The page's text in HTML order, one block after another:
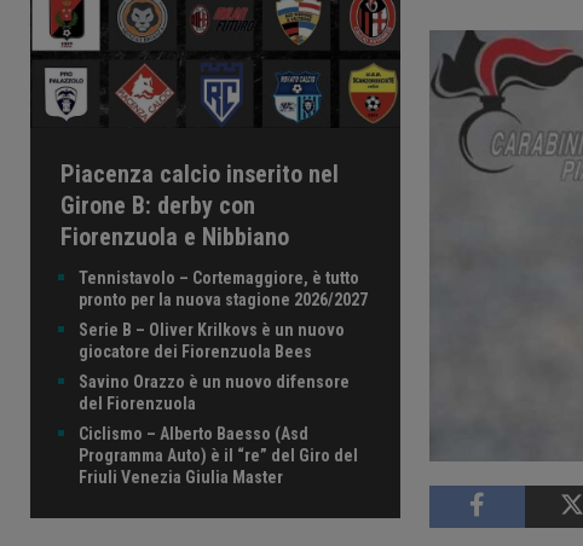
Piacenza calcio inserito nel
Girone B: derby con
Fiorenzuola e Nibbiano
Tennistavolo – Cortemaggiore, è tutto
pronto per la nuova stagione 2026/2027
Serie B – Oliver Krilkovs è un nuovo
giocatore dei Fiorenzuola Bees
Savino Orazzo è un nuovo difensore
del Fiorenzuola
Ciclismo – Alberto Baesso (Asd
Programma Auto) è il “re” del Giro del
Friuli Venezia Giulia Master